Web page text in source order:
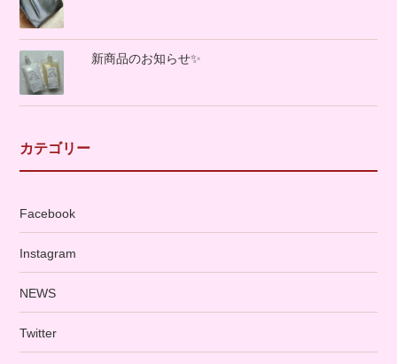
新商品のお知らせ✨
カテゴリー
Facebook
Instagram
NEWS
Twitter